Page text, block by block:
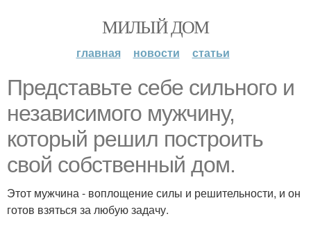
МИЛЫЙ ДОМ
главная новости статьи
Представьте себе сильного и
независимого мужчину,
который решил построить
свой собственный дом.
Этот мужчина - воплощение силы и решительности, и он
готов взяться за любую задачу.